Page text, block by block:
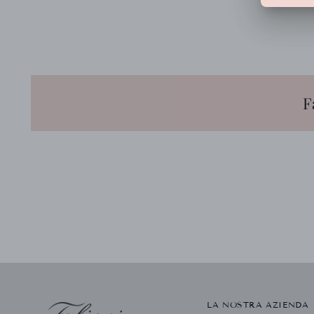
LA NOSTRA AZIENDA